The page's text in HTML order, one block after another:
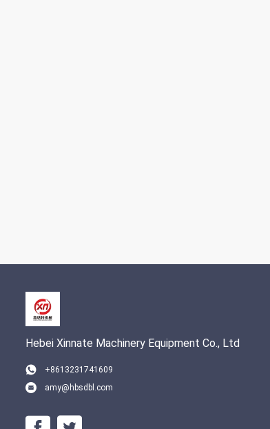
Hebei Xinnate Machinery Equipment Co., Ltd
+8613231741609
amy@hbsdbl.com